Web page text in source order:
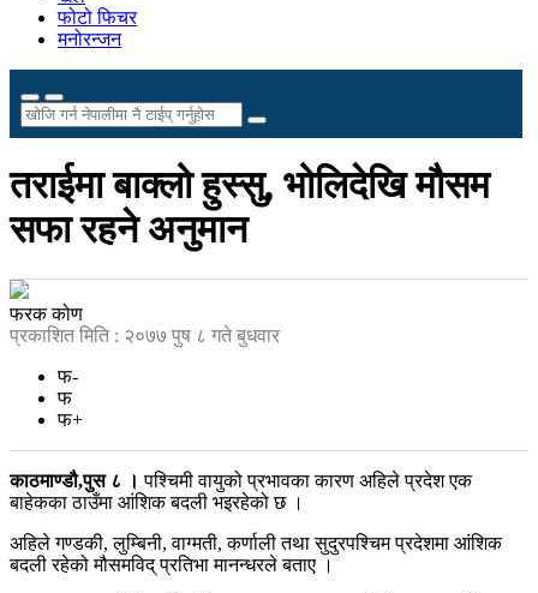
फोटो फिचर
मनोरन्जन
तराईमा बाक्लो हुस्सु, भोलिदेखि मौसम
सफा रहने अनुमान
फरक कोण
प्रकाशित मिति : २०७७ पुष ८ गते बुधवार
फ-
फ
फ+
काठमाण्डौ,पुस ८ । पश्चिमी वायुको प्रभावका कारण अहिले प्रदेश एक
बाहेकका ठाउँमा आंशिक बदली भइरहेको छ ।
अहिले गण्डकी, लुम्बिनी, वाग्मती, कर्णाली तथा सुदुरपश्चिम प्रदेशमा आंशिक
बदली रहेको मौसमविद् प्रतिभा मानन्धरले बताए ।